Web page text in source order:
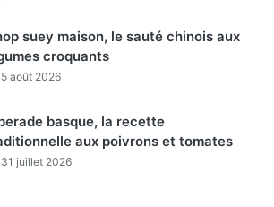
suey maison, le sauté chinois aux
croquants
5 août 2026
basque, la recette
aux poivrons et tomates
31 juillet 2026